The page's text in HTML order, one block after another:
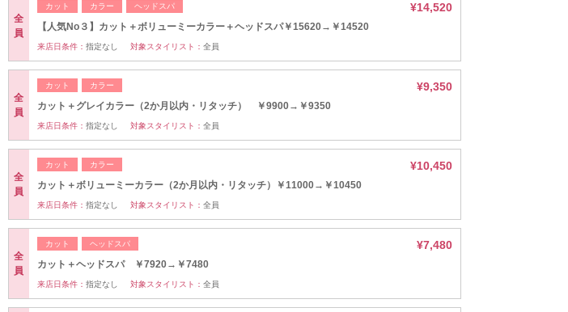
全
員
カット カラー ヘッドスパ
【人気No３】カット＋ボリューミーカラー＋ヘッドスパ￥15620→￥14520
¥14,520
来店日条件： 指定なし 対象スタイリスト： 全員
全
員
カット カラー
カット＋グレイカラー（2か月以内・リタッチ） ￥9900→￥9350
¥9,350
来店日条件： 指定なし 対象スタイリスト： 全員
全
員
カット カラー
カット＋ボリューミーカラー（2か月以内・リタッチ）￥11000→￥10450
¥10,450
来店日条件： 指定なし 対象スタイリスト： 全員
全
員
カット ヘッドスパ
カット＋ヘッドスパ ￥7920→￥7480
¥7,480
来店日条件： 指定なし 対象スタイリスト： 全員